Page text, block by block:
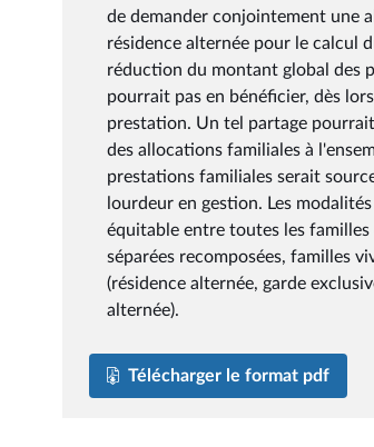
de demander conjointement une
résidence alternée pour le calcul
réduction du montant global des
pourrait pas en bénéficier, dès
prestation. Un tel partage
des allocations familiales à
prestations familiales serait
lourdeur en gestion. Les
équitable entre toutes les
séparées recomposées, familles
(résidence alternée, garde
alternée).
Télécharger le format pdf